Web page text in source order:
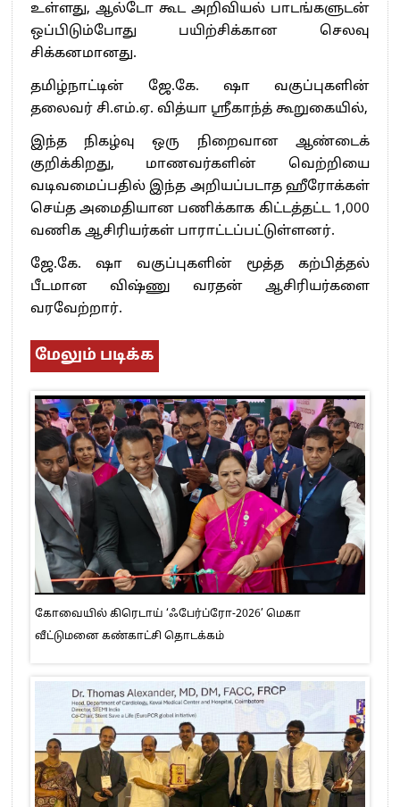
உள்ளது, ஆல்டோ கூட அறிவியல் பாடங்களுடன்
ஒப்பிடும்போது பயிற்சிக்கான செலவு
சிக்கனமானது.
தமிழ்நாட்டின் ஜே.கே. ஷா வகுப்புகளின்
தலைவர் சி.எம்.ஏ. வித்யா ஸ்ரீகாந்த் கூறுகையில்,
இந்த நிகழ்வு ஒரு நிறைவான ஆண்டைக்
குறிக்கிறது, மாணவர்களின் வெற்றியை
வடிவமைப்பதில் இந்த அறியப்படாத ஹீரோக்கள்
செய்த அமைதியான பணிக்காக கிட்டத்தட்ட 1,000
வணிக ஆசிரியர்கள் பாராட்டப்பட்டுள்ளனர்.
ஜே.கே. ஷா வகுப்புகளின் மூத்த கற்பித்தல்
பீடமான விஷ்ணு வரதன் ஆசிரியர்களை
வரவேற்றார்.
மேலும் படிக்க
கோவையில் கிரெடாய் ‘ஃபேர்ப்ரோ-2026’ மெகா
வீட்டுமனை கண்காட்சி தொடக்கம்